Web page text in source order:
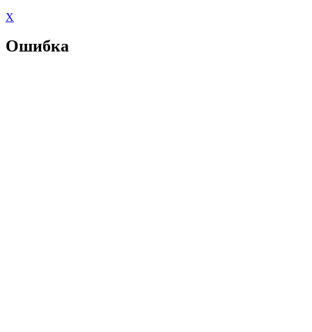
X
Ошибка